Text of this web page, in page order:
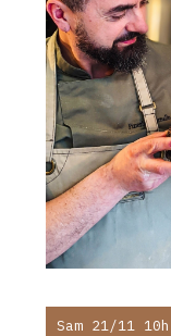
Sam 21/11